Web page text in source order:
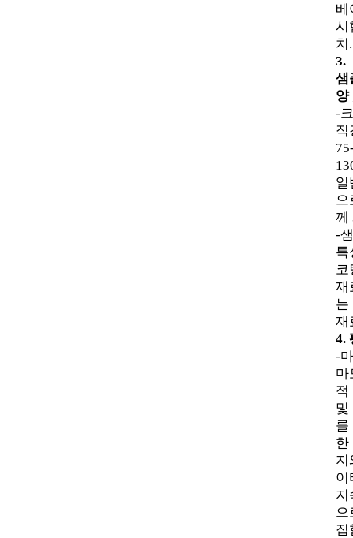
베
시
치.
3.
샘
양
-
직
일
께
-
코
재
재
4.
-
이
지
집